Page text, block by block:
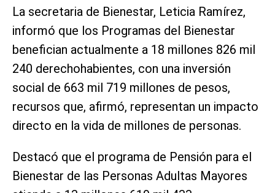
La secretaria de Bienestar, Leticia Ramírez,
informó que los Programas del Bienestar
benefician actualmente a 18 millones 826 mil
240 derechohabientes, con una inversión
social de 663 mil 719 millones de pesos,
recursos que, afirmó, representan un impacto
directo en la vida de millones de personas.
Destacó que el programa de Pensión para el
Bienestar de las Personas Adultas Mayores